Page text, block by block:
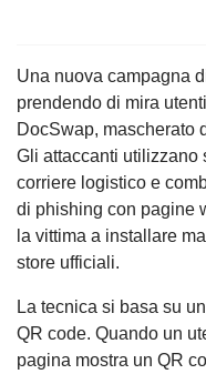
Una nuova campagna
prendendo di mira
DocSwap, mascherato
Gli attaccanti utilizzano
corriere logistico e
di phishing con pagine
la vittima a installare
store ufficiali.
La tecnica si basa su
QR code. Quando un
pagina mostra un QR